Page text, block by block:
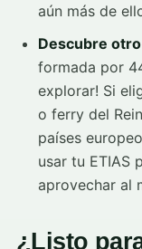
aún más de
Descubre
formada por
explorar! Si
o ferry del
países
usar tu ETIAS
aprovechar al
¿Listo